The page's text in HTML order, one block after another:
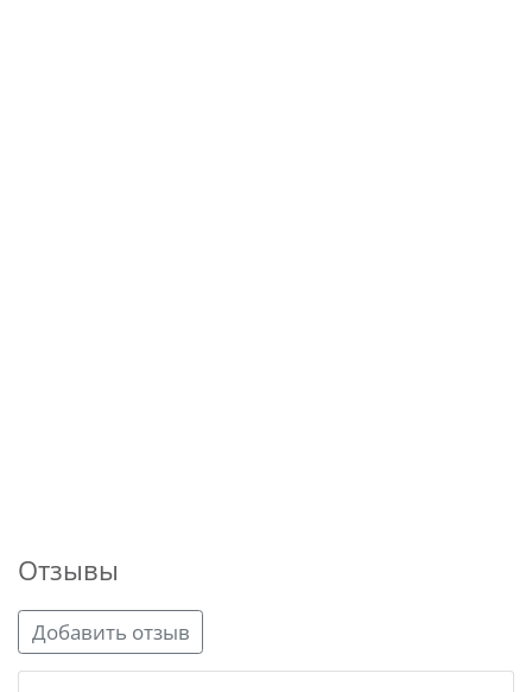
Отзывы
Добавить отзыв